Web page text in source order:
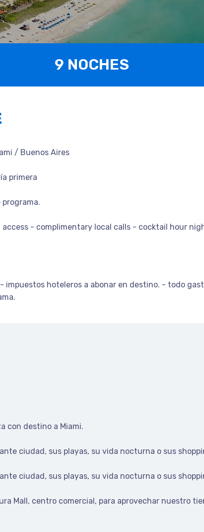
9 NOCHES
/ Buenos Aires
primera
- complimentary local calls - cocktail hour
impuestos hoteleros a abonar en destino. - todo
con destino a Miami.
ciudad, sus playas, su vida nocturna o sus
ciudad, sus playas, su vida nocturna o sus
Mall, centro comercial, para aprovechar nuestro